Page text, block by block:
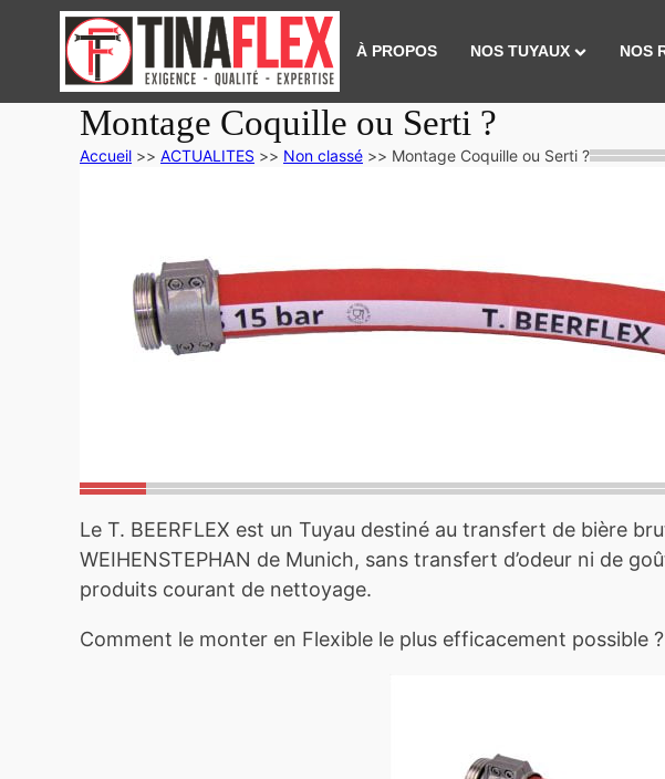
À PROPOS NOS TUYAUX NOS
Montage Coquille ou Serti ?
Accueil >> ACTUALITES >> Non classé >> Montage Coquille ou Serti ?
Le T. BEERFLEX est un Tuyau destiné au transfert de bière
WEIHENSTEPHAN de Munich, sans transfert d’odeur ni de
produits courant de nettoyage.
Comment le monter en Flexible le plus efficacement possible ?